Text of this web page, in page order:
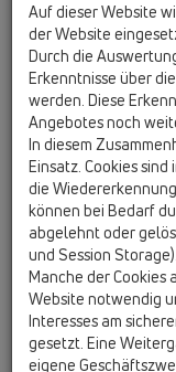
23.06.2026
Lofererstraße
12:00 Come-
13:00 Begrüßung
Österreich
13:10 Theorieteil
neuen Generation
Montage
14:15 Theorieteil
Säulen der
Auf dieser Website
der Website
Durch die
Erkenntnisse über
werden. Diese
Angebotes noch
In diesem
Einsatz. Cookies
die
können bei Bedarf
abgelehnt oder
und Session Storage).
Manche der Cookies
Website notwendig
Interesses am
gesetzt. Eine
eigene